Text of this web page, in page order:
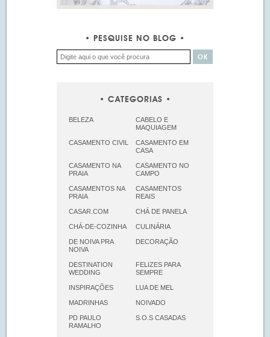
PESQUISE NO BLOG
CATEGORIAS
BELEZA
CABELO E
MAQUIAGEM
CASAMENTO CIVIL
CASAMENTO EM
CASA
CASAMENTO NA
PRAIA
CASAMENTO NO
CAMPO
CASAMENTOS NA
PRAIA
CASAMENTOS
REAIS
CASAR.COM CHÁ DE PANELA
CHÁ-DE-COZINHA CULINÁRIA
DE NOIVA PRA
NOIVA
DECORAÇÃO
DESTINATION
WEDDING
FELIZES PARA
SEMPRE
INSPIRAÇÕES LUA DE MEL
MADRINHAS NOIVADO
PD PAULO
RAMALHO
S.O.S CASADAS